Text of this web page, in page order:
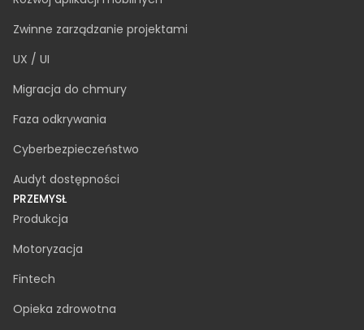
Tworzenie oprogramowania na zamówienie
Rozwój oprogramowania AI
Zapewnienie jakości
Awaryjne wsparcie IT
Rozwój aplikacji mobilnych
Zwinne zarządzanie projektami
UX / UI
Migracja do chmury
Faza odkrywania
Audyt dostępności